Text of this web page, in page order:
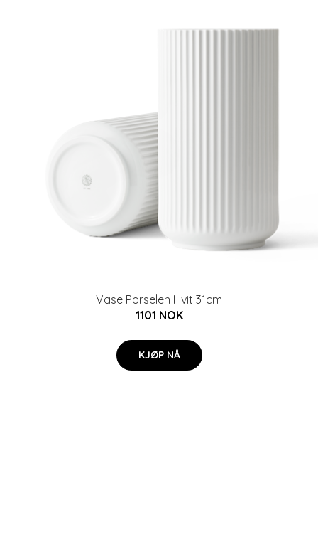
Vase Porselen Hvit 31cm
1101 NOK
KJØP NÅ